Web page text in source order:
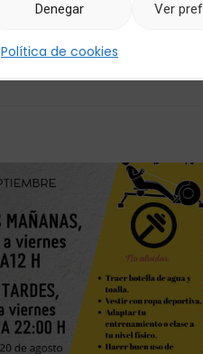
Denegar Ver
Política de cookies